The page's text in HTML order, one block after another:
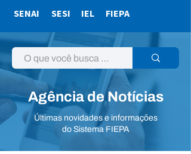
SENAI SESI IEL FIEPA
Agência de Notícias
Últimas novidades e informações
do Sistema FIEPA